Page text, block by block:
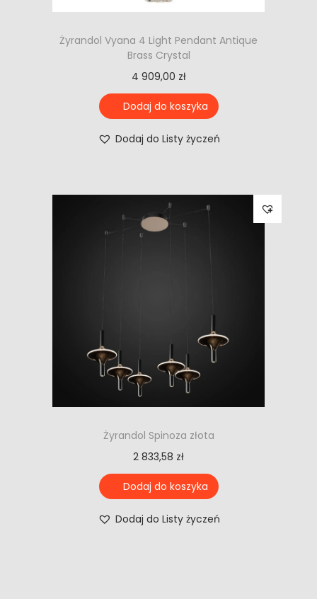
Żyrandol Vyana 4 Light Pendant Antique
Brass Crystal
4 909,00 zł
Dodaj do koszyka
Dodaj do Listy życzeń
Żyrandol Spinoza złota
2 833,58 zł
Dodaj do koszyka
Dodaj do Listy życzeń